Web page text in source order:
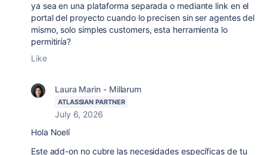
ya sea en una plataforma separada o mediante link en el
portal del proyecto cuando lo precisen sin ser agentes del
mismo, solo simples customers, esta herramienta lo
permitiría?
Like
Laura Marin - Millarum
ATLASSIAN PARTNER
July 6, 2026
Hola Noelí
Este add-on no cubre las necesidades específicas de tu